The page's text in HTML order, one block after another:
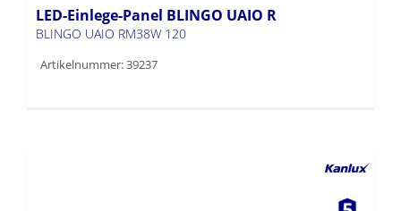
LED-Einlege-Panel BLINGO UAIO R
BLINGO UAIO RM38W 120
Artikelnummer: 39237